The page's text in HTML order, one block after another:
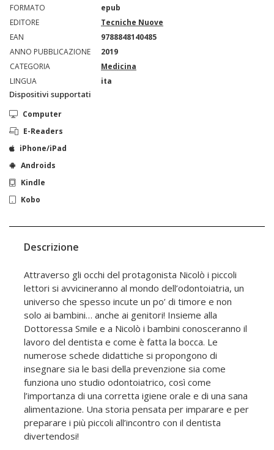
FORMATO
epub
EDITORE
Tecniche Nuove
EAN
9788848140485
ANNO PUBBLICAZIONE
2019
CATEGORIA
Medicina
LINGUA
ita
Dispositivi supportati
Computer
E-Readers
iPhone/iPad
Androids
Kindle
Kobo
Descrizione
Attraverso gli occhi del protagonista Nicolò i piccoli
lettori si avvicineranno al mondo dell’odontoiatria, un
universo che spesso incute un po’ di timore e non
solo ai bambini… anche ai genitori! Insieme alla
Dottoressa Smile e a Nicolò i bambini conosceranno il
lavoro del dentista e come è fatta la bocca. Le
numerose schede didattiche si propongono di
insegnare sia le basi della prevenzione sia come
funziona uno studio odontoiatrico, così come
l’importanza di una corretta igiene orale e di una sana
alimentazione. Una storia pensata per imparare e per
preparare i più piccoli all’incontro con il dentista
divertendosi!